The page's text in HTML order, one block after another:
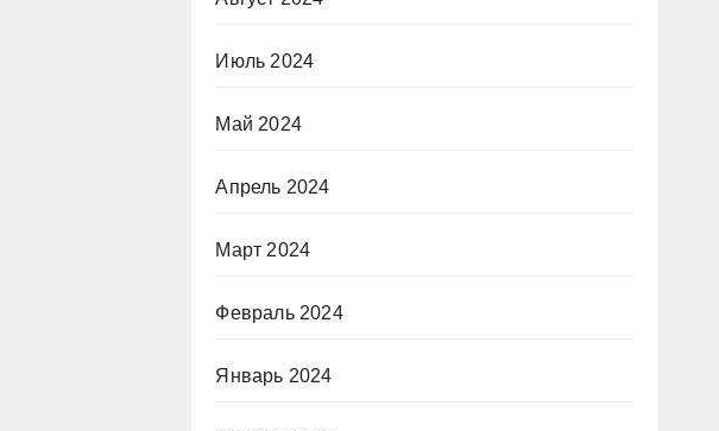
Июль 2024
Май 2024
Апрель 2024
Март 2024
Февраль 2024
Январь 2024